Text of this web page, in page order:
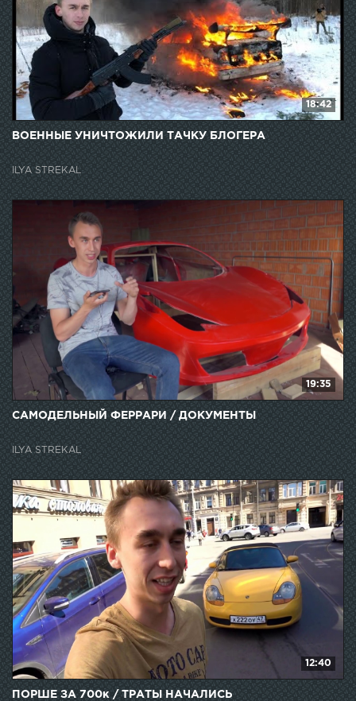
18:42
ВОЕННЫЕ УНИЧТОЖИЛИ ТАЧКУ БЛОГЕРА
ILYA STREKAL
19:35
САМОДЕЛЬНЫЙ ФЕРРАРИ / ДОКУМЕНТЫ
ILYA STREKAL
12:40
ПОРШЕ ЗА 700к / ТРАТЫ НАЧАЛИСЬ